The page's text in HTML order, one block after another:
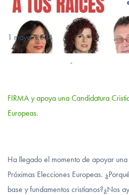
FIRMA y apoya una Candidatura
Europeas.
1 mayo, 2024
-
Ha llegado el momento de apoyar
Próximas Elecciones Europeas.
base y fundamentos cristianos?¿Nos